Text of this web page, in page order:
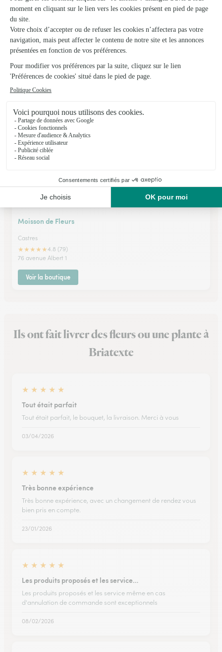
Toujours Fleurs
Albi
★★★★★4.1 (75)
Voir la boutique
Moisson de Fleurs
Castres
★★★★★4.8 (79)
76 avenue Albert 1
Voir la boutique
Ils ont fait livrer des fleurs ou une plante à
Briatexte
★ ★ ★ ★ ★
Tout était parfait
Tout était parfait, le bouquet, la livraison. Merci à vous
03/04/2026
★ ★ ★ ★ ★
Très bonne expérience
Très bonne expérience, avec un changement de rendez vous
bien pris en compte.
23/01/2026
★ ★ ★ ★ ★
Les produits proposés et les service…
Les produits proposés et les service même en cas
d'annulation de commande sont exceptionnels
08/02/2026